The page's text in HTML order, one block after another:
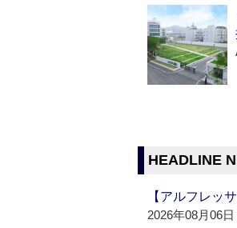
HEADLINE
【アルフレッ
2026年08月06日